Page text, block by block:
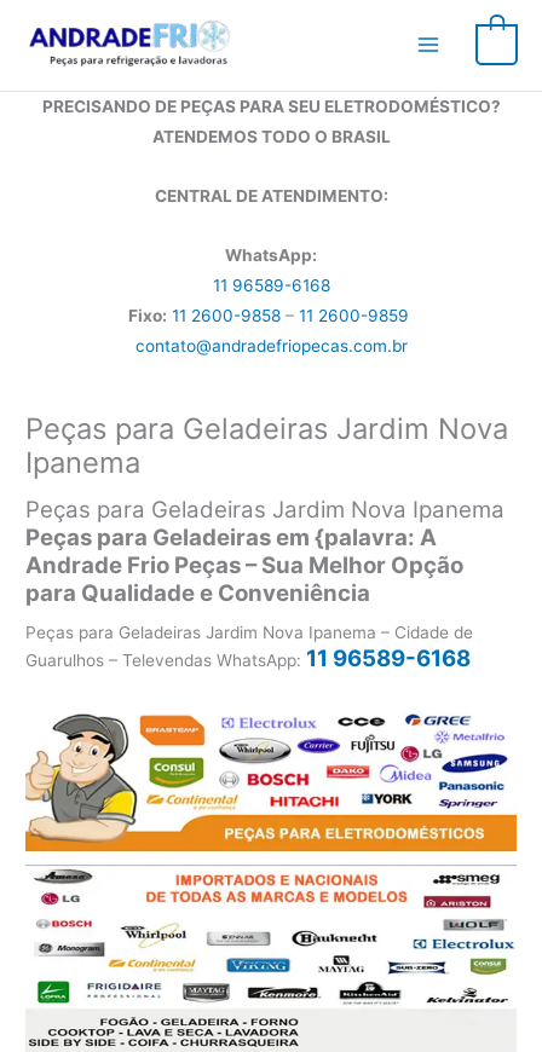
para
conteúdo
PRECISANDO DE PEÇAS PARA SEU ELETRODOMÉSTICO?
ATENDEMOS TODO O BRASIL
CENTRAL DE ATENDIMENTO:
WhatsApp:
11 96589-6168
Fixo: 11 2600-9858 – 11 2600-9859
contato@andradefriopecas.com.br
Peças para Geladeiras Jardim Nova
Ipanema
Peças para Geladeiras Jardim Nova Ipanema
Peças para Geladeiras em {palavra: A
Andrade Frio Peças – Sua Melhor Opção
para Qualidade e Conveniência
Peças para Geladeiras Jardim Nova Ipanema – Cidade de
Guarulhos – Televendas WhatsApp: 11 96589-6168